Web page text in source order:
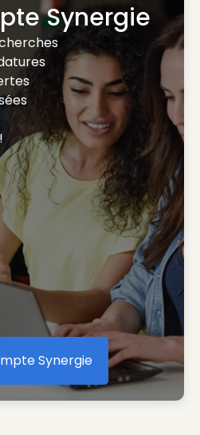
Synergie
votre compte Synergie
Synergie